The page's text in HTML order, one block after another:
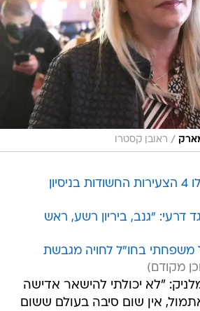
/ ראובן קסטרו
הותר לפרסום: אלו 4 הצעירות החשודות בניסיון
דרעי: "גנב, ביריון רשע, ראש
משפחתי בחו"ל לחויה מגבשת
"לא יכולתי להישאר אדישה
אין שום סיבה בעולם ששום